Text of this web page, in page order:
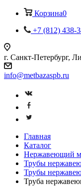
Корзина0
+7 (812) 438-
г. Санкт-Петербург,
info@metbazaspb.ru
Главная
Каталог
Нержавеющий
Трубы
Трубы
Труба